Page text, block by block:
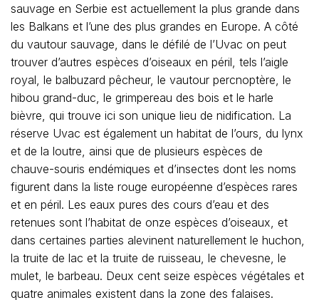
sauvage en Serbie est actuellement la plus grande dans
les Balkans et l’une des plus grandes en Europe. A côté
du vautour sauvage, dans le défilé de l’Uvac on peut
trouver d’autres espèces d’oiseaux en péril, tels l’aigle
royal, le balbuzard pêcheur, le vautour percnoptère, le
hibou grand-duc, le grimpereau des bois et le harle
bièvre, qui trouve ici son unique lieu de nidification. La
réserve Uvac est également un habitat de l’ours, du lynx
et de la loutre, ainsi que de plusieurs espèces de
chauve-souris endémiques et d’insectes dont les noms
figurent dans la liste rouge européenne d’espèces rares
et en péril. Les eaux pures des cours d’eau et des
retenues sont l’habitat de onze espèces d’oiseaux, et
dans certaines parties alevinent naturellement le huchon,
la truite de lac et la truite de ruisseau, le chevesne, le
mulet, le barbeau. Deux cent seize espèces végétales et
quatre animales existent dans la zone des falaises.